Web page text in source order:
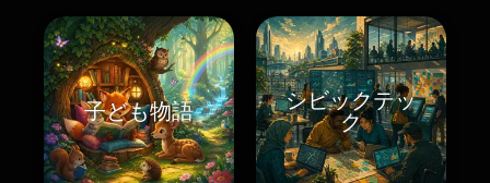
子ども物語
シビックテッ
ク